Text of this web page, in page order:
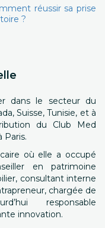
réussir sa prise
?
dans le secteur du
Suisse, Tunisie, et à
du Club Med
Paris.
où elle a occupé
en patrimoine
consultant interne
chargée de
responsable
innovation.